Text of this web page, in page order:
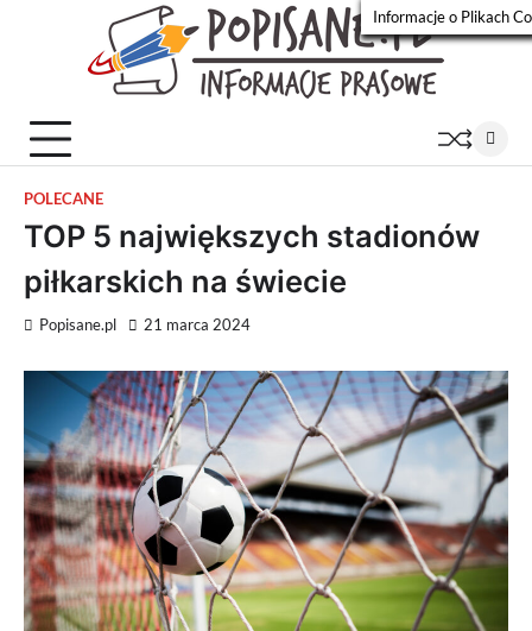
POLECANE
TOP 5 największych stadionów
piłkarskich na świecie
Popisane.pl 21 marca 2024
Informacje o Plikach